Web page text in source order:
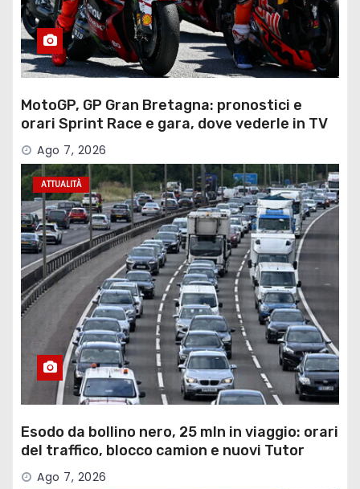
MotoGP, GP Gran Bretagna: pronostici e
orari Sprint Race e gara, dove vederle in TV
Ago 7, 2026
ATTUALITÀ
Esodo da bollino nero, 25 mln in viaggio: orari
del traffico, blocco camion e nuovi Tutor
Ago 7, 2026